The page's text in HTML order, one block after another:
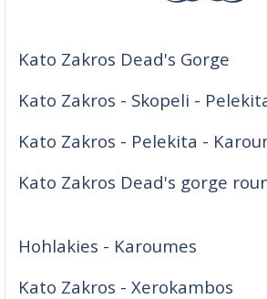
Kato Zakros Dead's Gorge
Kato Zakros - Skopeli -
Kato Zakros - Pelekita -
Kato Zakros Dead's gorge
Hohlakies - Karoumes
Kato Zakros - Xerokambos